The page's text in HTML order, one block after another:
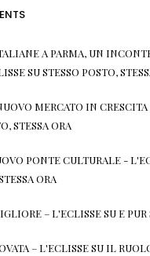
A PARMA, UN
SUSTESSO POSTO,
MERCATO IN
STESSA ORA
PONTE CULTURALE -
ORA
– L'ECLISSESU E
– L'ECLISSESU IL